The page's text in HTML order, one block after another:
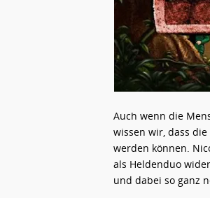
Auch wenn die
wissen wir, dass
werden können.
als Heldenduo
und dabei so ganz